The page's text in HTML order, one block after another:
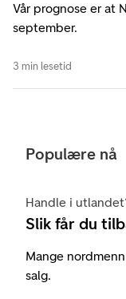
Vår prognose er at
september.
3 min lesetid
Populære nå
Handle i
Slik får du
Mange
salg.